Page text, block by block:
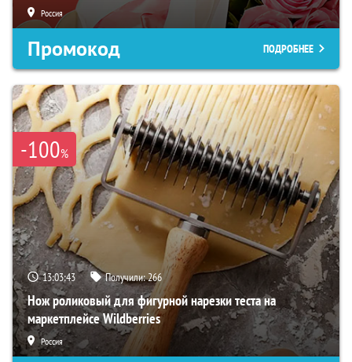
Россия
Промокод ПОДРОБНЕЕ
-100%
13:03:42 Получили:266
Нож роликовый для фигурной нарезки теста на
маркетплейсе Wildberries
Россия